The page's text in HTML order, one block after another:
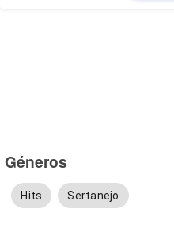
Géneros
Hits Sertanejo